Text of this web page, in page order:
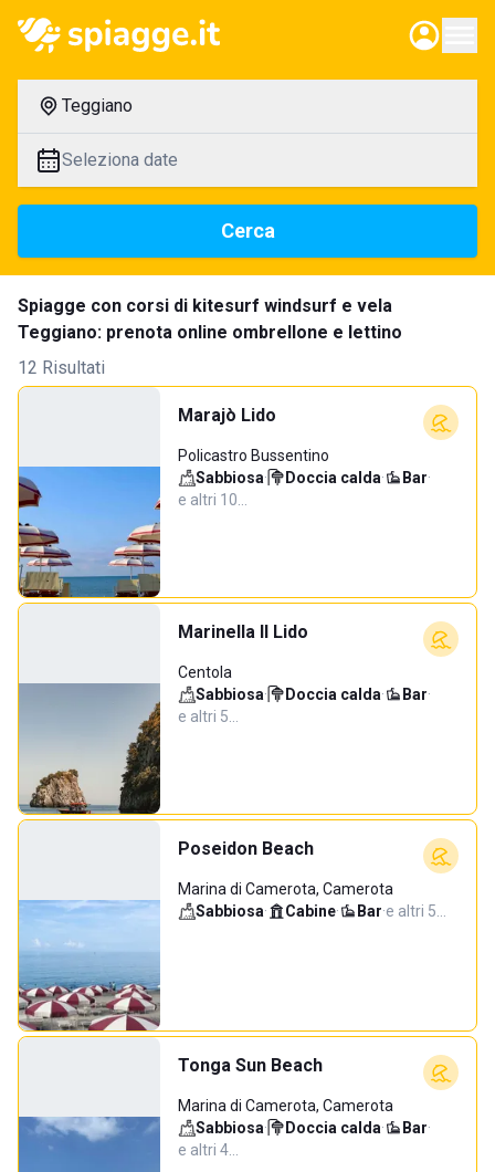
Teggiano
Seleziona date
Cerca
Spiagge con corsi di kitesurf windsurf e vela
Teggiano: prenota online ombrellone e lettino
12 Risultati
Marajò Lido
Policastro Bussentino
Sabbiosa· Doccia calda· Bar·
e altri 10…
Marinella Il Lido
Centola
Sabbiosa· Doccia calda· Bar·
e altri 5…
Poseidon Beach
Marina di Camerota, Camerota
Sabbiosa· Cabine· Bar·e altri 5…
Tonga Sun Beach
Marina di Camerota, Camerota
Sabbiosa· Doccia calda· Bar·
e altri 4…